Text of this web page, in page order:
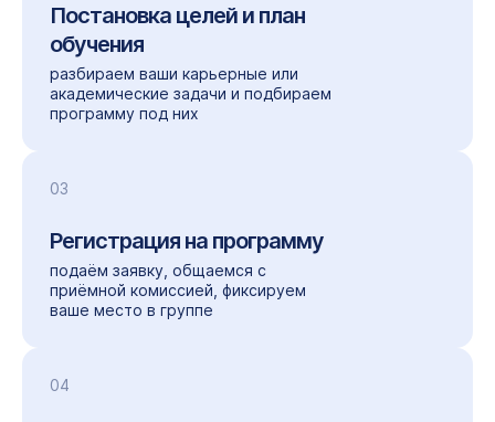
Постановка целей и план
обучения
разбираем ваши карьерные или
академические задачи и подбираем
программу под них
03
Регистрация на программу
подаём заявку, общаемся с
приёмной комиссией, фиксируем
ваше место в группе
04